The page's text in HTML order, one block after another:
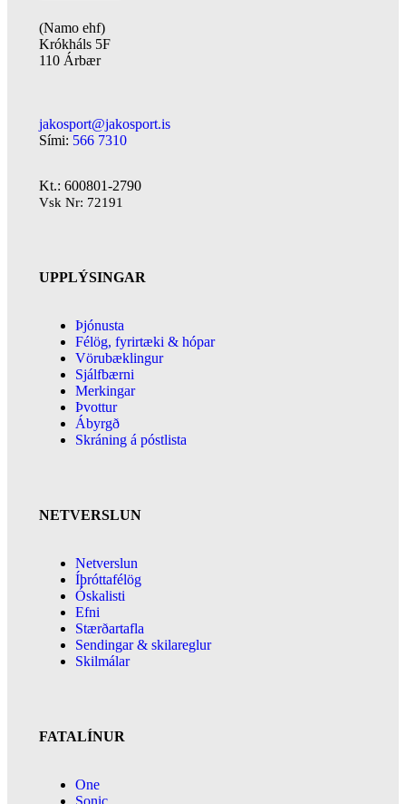
(Namo ehf)
Krókháls 5F
110 Árbær
jakosport@jakosport.is
Sími: 566 7310
Kt.: 600801-2790
Vsk Nr: 72191
UPPLÝSINGAR
Þjónusta
Félög, fyrirtæki & hópar
Vörubæklingur
Sjálfbærni
Merkingar
Þvottur
Ábyrgð
Skráning á póstlista
NETVERSLUN
Netverslun
Íþróttafélög
Óskalisti
Efni
Stærðartafla
Sendingar & skilareglur
Skilmálar
FATALÍNUR
One
Sonic